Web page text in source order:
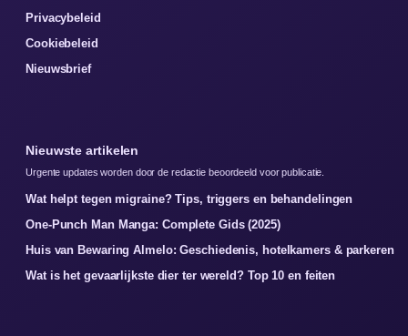
Privacybeleid
Cookiebeleid
Nieuwsbrief
Nieuwste artikelen
Urgente updates worden door de redactie beoordeeld voor publicatie.
Wat helpt tegen migraine? Tips, triggers en behandelingen
One-Punch Man Manga: Complete Gids (2025)
Huis van Bewaring Almelo: Geschiedenis, hotelkamers & parkeren
Wat is het gevaarlijkste dier ter wereld? Top 10 en feiten